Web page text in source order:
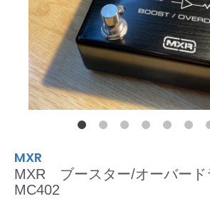
MXR
MXR ブースター/オーバー
MC402